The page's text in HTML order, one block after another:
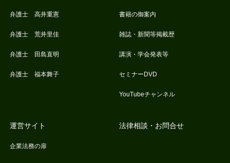
弁護士 高井重憲
弁護士 荒井里佳
弁護士 田島直明
弁護士 福本舞子
書籍の御案内
雑誌・新聞等掲載歴
講演・学会発表等
セミナーDVD
YouTubeチャンネル
運営サイト
企業法務の扉
法律相談・お問合せ